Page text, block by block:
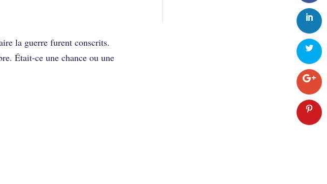
la guerre furent conscrits.
Était-ce une chance ou une